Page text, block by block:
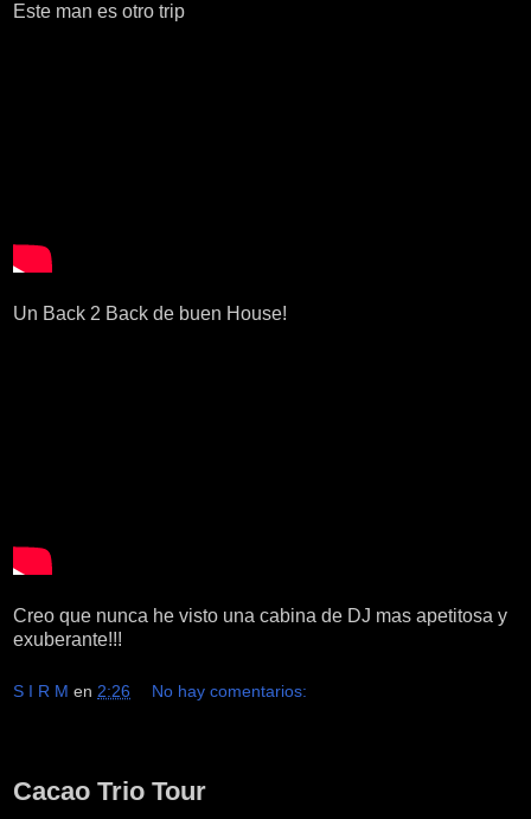
Este man es otro trip
Un Back 2 Back de buen House!
Creo que nunca he visto una cabina de DJ mas apetitosa y
exuberante!!!
S I R M en 2:26 No hay comentarios:
Cacao Trio Tour